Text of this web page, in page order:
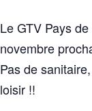
Le GTV Pays
novembre
Pas de
loisir !!